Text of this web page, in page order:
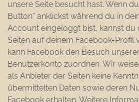
unsere Seite besucht hast. Wenn
Button” anklickst während du in
Account eingeloggt bist, kannst du
Seiten auf deinem Facebook-Profil
kann Facebook den Besuch
Benutzerkonto zuordnen. Wir
als Anbieter der Seiten keine
übermittelten Daten sowie deren
Facebook erhalten. Weitere